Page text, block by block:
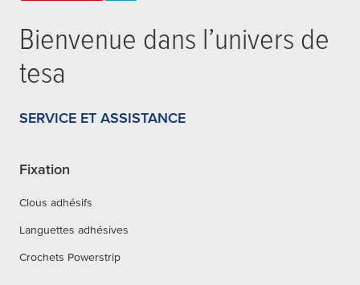
Bienvenue dans l’univers de
tesa
SERVICE ET ASSISTANCE
Fixation
Clous adhésifs
Languettes adhésives
Crochets Powerstrip